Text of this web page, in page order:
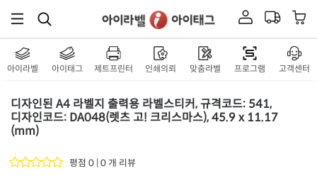
아이라벨 아이태그 제트프린터 인쇄의뢰 맞춤라벨 프로그램 고객센터
디자인된 A4 라벨지 출력용 라벨스티커, 규격코드: 541,
디자인코드: DA048(렛츠 고! 크리스마스), 45.9 x 11.17
(mm)
평점 0 | 0 개 리뷰